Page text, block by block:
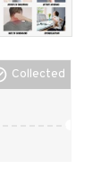
Collected